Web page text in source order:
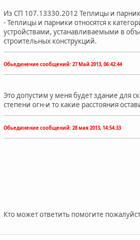
Из СП 107.13330.2012 Теплицы и
-Теплицы и парники относятся к
устройствами, устанавливаемыми в
строительных конструкций.
Обьединение сообщений: 27 Май 2013, 06:42:44
Это допустим у меня будет здание для
степени огн-и то какие расстояния
Обьединение сообщений: 28 мая 2013, 14:54:33
Кто может ответить помогите